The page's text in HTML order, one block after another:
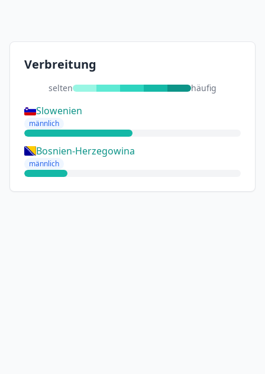
Verbreitung
selten häufig
Slowenien
männlich
Bosnien-Herzegowina
männlich